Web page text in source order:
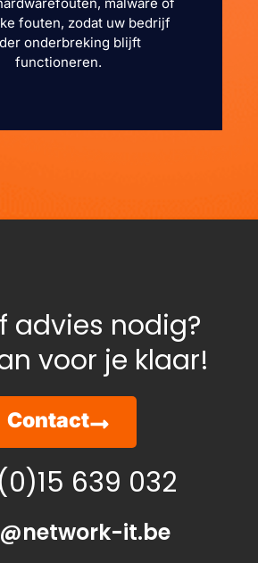
fouten, zodat uw bedrijf
onderbreking blijft
functioneren.
advies nodig?
voor je klaar!
Contact
639 032
it.be